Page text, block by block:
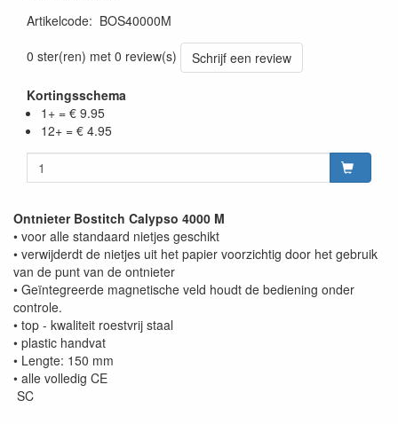
Artikelcode: BOS40000M
0 ster(ren) met 0 review(s)
Schrijf een review
Kortingsschema
1+ = € 9.95
12+ = € 4.95
Ontnieter Bostitch Calypso 4000 M
• voor alle standaard nietjes geschikt
• verwijderdt de nietjes uit het papier voorzichtig door het gebruik
van de punt van de ontnieter
• Geïntegreerde magnetische veld houdt de bediening onder
controle.
• top - kwaliteit roestvrij staal
• plastic handvat
• Lengte: 150 mm
• alle volledig CE
SC